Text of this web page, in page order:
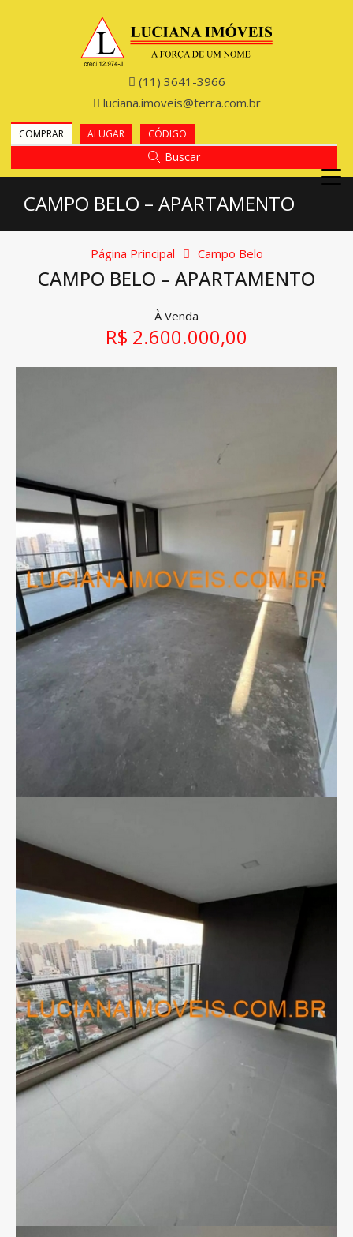
(11) 3641-3966
luciana.imoveis@terra.com.br
COMPRAR ALUGAR CÓDIGO
Buscar
CAMPO BELO – APARTAMENTO
Página Principal Campo Belo
CAMPO BELO – APARTAMENTO
À Venda
R$ 2.600.000,00